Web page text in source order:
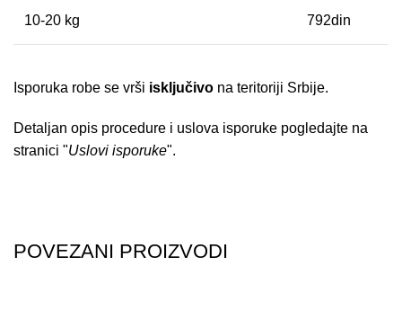
10-20 kg 792din
Isporuka robe se vrši isključivo na teritoriji Srbije.
Detaljan opis procedure i uslova isporuke pogledajte na
stranici "Uslovi isporuke".
POVEZANI PROIZVODI